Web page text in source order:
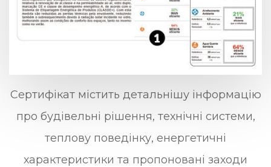
Сертифікат містить детальнішу інформацію
про будівельні рішення, технічні системи,
теплову поведінку, енергетичні
характеристики та пропоновані заходи